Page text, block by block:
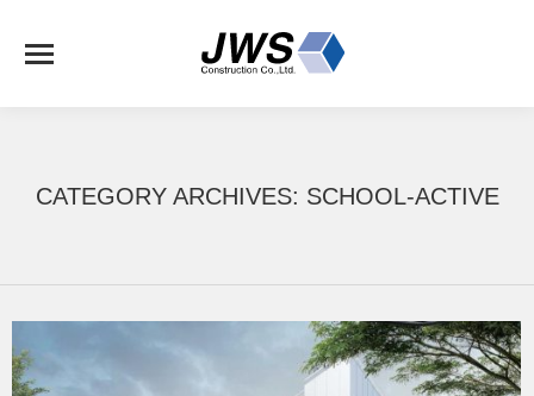
CATEGORY ARCHIVES: SCHOOL-ACTIVE